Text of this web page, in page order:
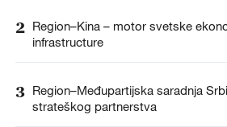
2 Region–Kina – motor svetske
infrastructure
3 Region–Međupartijska saradnja
strateškog partnerstva